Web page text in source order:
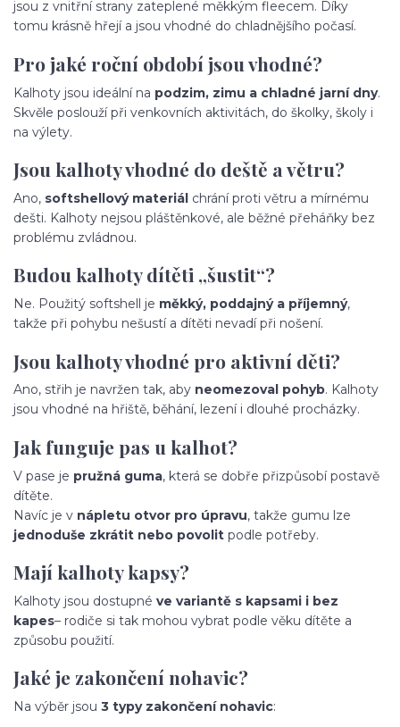
jsou z vnitřní strany zateplené měkkým fleecem. Díky
tomu krásně hřejí a jsou vhodné do chladnějšího počasí.
Pro jaké roční období jsou vhodné?
Kalhoty jsou ideální na podzim, zimu a chladné jarní dny.
Skvěle poslouží při venkovních aktivitách, do školky, školy i
na výlety.
Jsou kalhoty vhodné do deště a větru?
Ano, softshellový materiál chrání proti větru a mírnému
dešti. Kalhoty nejsou pláštěnkové, ale běžné přeháňky bez
problému zvládnou.
Budou kalhoty dítěti „šustit“?
Ne. Použitý softshell je měkký, poddajný a příjemný,
takže při pohybu nešustí a dítěti nevadí při nošení.
Jsou kalhoty vhodné pro aktivní děti?
Ano, střih je navržen tak, aby neomezoval pohyb. Kalhoty
jsou vhodné na hřiště, běhání, lezení i dlouhé procházky.
Jak funguje pas u kalhot?
V pase je pružná guma, která se dobře přizpůsobí postavě
dítěte.
Navíc je v nápletu otvor pro úpravu, takže gumu lze
jednoduše zkrátit nebo povolit podle potřeby.
Mají kalhoty kapsy?
Kalhoty jsou dostupné ve variantě s kapsami i bez
kapes– rodiče si tak mohou vybrat podle věku dítěte a
způsobu použití.
Jaké je zakončení nohavic?
Na výběr jsou 3 typy zakončení nohavic: